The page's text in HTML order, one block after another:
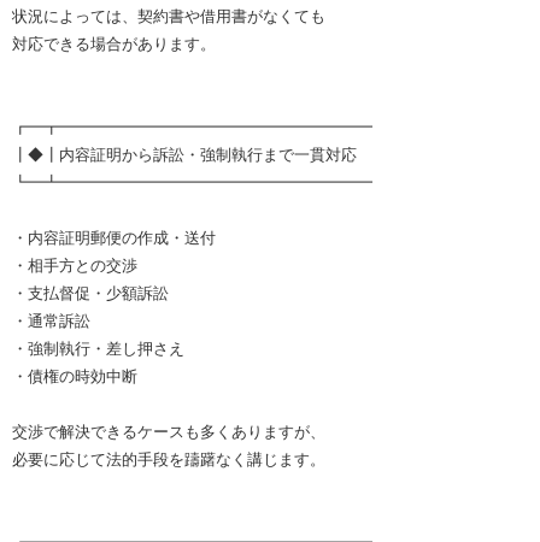
状況によっては、契約書や借用書がなくても
対応できる場合があります。
┏━┳━━━━━━━━━━━━━━━━━━━━
┃◆┃内容証明から訴訟・強制執行まで一貫対応
┗━┻━━━━━━━━━━━━━━━━━━━━
・内容証明郵便の作成・送付
・相手方との交渉
・支払督促・少額訴訟
・通常訴訟
・強制執行・差し押さえ
・債権の時効中断
交渉で解決できるケースも多くありますが、
必要に応じて法的手段を躊躇なく講じます。